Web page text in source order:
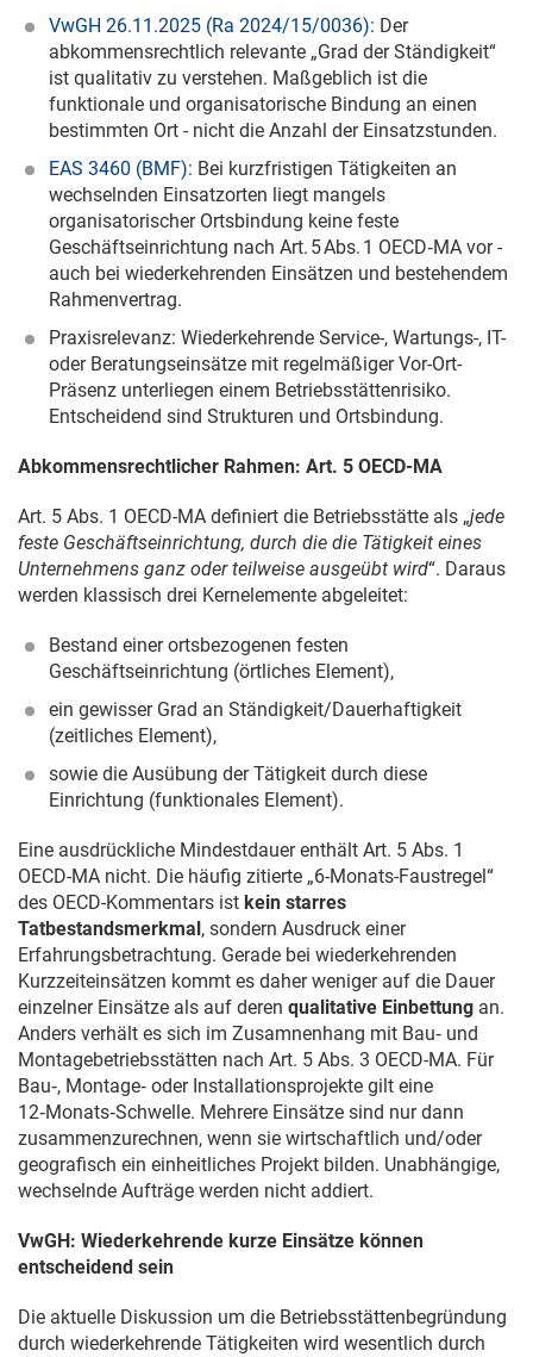
VwGH 26.11.2025 (Ra 2024/15/0036): Der
abkommensrechtlich relevante „Grad der Ständigkeit“
ist qualitativ zu verstehen. Maßgeblich ist die
funktionale und organisatorische Bindung an einen
bestimmten Ort - nicht die Anzahl der Einsatzstunden.
EAS 3460 (BMF): Bei kurzfristigen Tätigkeiten an
wechselnden Einsatzorten liegt mangels
organisatorischer Ortsbindung keine feste
Geschäftseinrichtung nach Art. 5 Abs. 1 OECD‑MA vor -
auch bei wiederkehrenden Einsätzen und bestehendem
Rahmenvertrag.
Praxisrelevanz: Wiederkehrende Service-, Wartungs-, IT-
oder Beratungseinsätze mit regelmäßiger Vor-Ort-
Präsenz unterliegen einem Betriebsstättenrisiko.
Entscheidend sind Strukturen und Ortsbindung.
Abkommensrechtlicher Rahmen: Art. 5 OECD-MA
Art. 5 Abs. 1 OECD-MA definiert die Betriebsstätte als „jede
feste Geschäftseinrichtung, durch die die Tätigkeit eines
Unternehmens ganz oder teilweise ausgeübt wird“. Daraus
werden klassisch drei Kernelemente abgeleitet:
Bestand einer ortsbezogenen festen
Geschäftseinrichtung (örtliches Element),
ein gewisser Grad an Ständigkeit/Dauerhaftigkeit
(zeitliches Element),
sowie die Ausübung der Tätigkeit durch diese
Einrichtung (funktionales Element).
Eine ausdrückliche Mindestdauer enthält Art. 5 Abs. 1
OECD-MA nicht. Die häufig zitierte „6-Monats-Faustregel“
des OECD-Kommentars ist kein starres
Tatbestandsmerkmal, sondern Ausdruck einer
Erfahrungsbetrachtung. Gerade bei wiederkehrenden
Kurzzeiteinsätzen kommt es daher weniger auf die Dauer
einzelner Einsätze als auf deren qualitative Einbettung an.
Anders verhält es sich im Zusamnenhang mit Bau‑ und
Montagebetriebsstätten nach Art. 5 Abs. 3 OECD-MA. Für
Bau‑, Montage‑ oder Installationsprojekte gilt eine
12‑Monats‑Schwelle. Mehrere Einsätze sind nur dann
zusammenzurechnen, wenn sie wirtschaftlich und/oder
geografisch ein einheitliches Projekt bilden. Unabhängige,
wechselnde Aufträge werden nicht addiert.
VwGH: Wiederkehrende kurze Einsätze können
entscheidend sein
Die aktuelle Diskussion um die Betriebsstättenbegründung
durch wiederkehrende Tätigkeiten wird wesentlich durch